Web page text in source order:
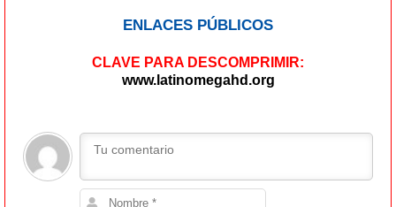
ENLACES PÚBLICOS
CLAVE PARA DESCOMPRIMIR:
www.latinomegahd.org